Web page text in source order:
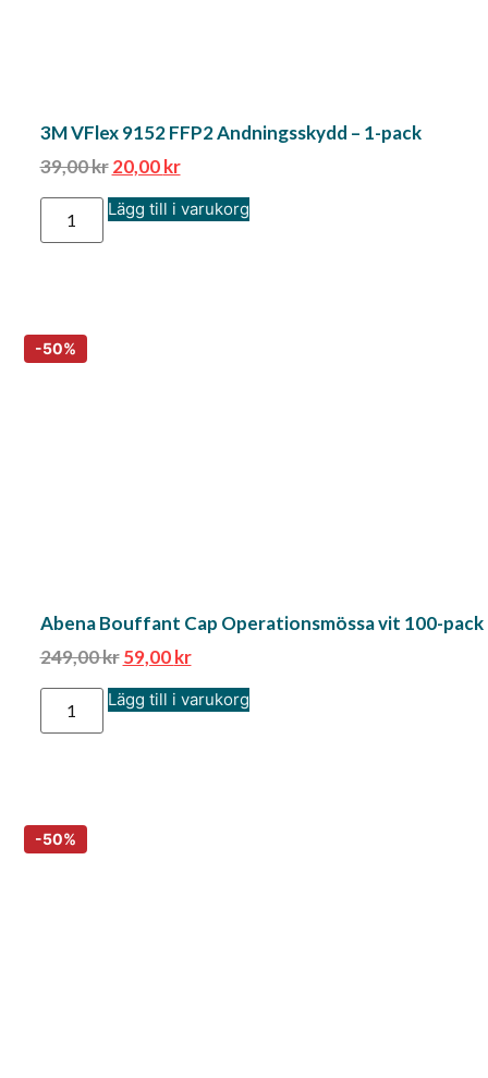
3M VFlex 9152 FFP2 Andningsskydd – 1-pack
39,00kr 20,00kr
Lägg till i varukorg
Abena Bouffant Cap Operationsmössa vit 100-pack
249,00kr 59,00kr
Lägg till i varukorg